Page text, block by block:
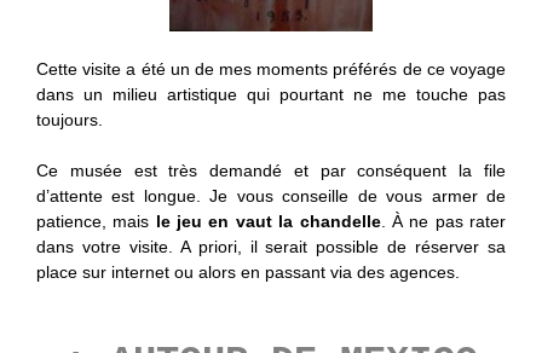
Cette visite a été un de mes moments préférés de ce voyage
dans un milieu artistique qui pourtant ne me touche pas
toujours.
Ce musée est très demandé et par conséquent la file
d’attente est longue. Je vous conseille de vous armer de
patience, mais le jeu en vaut la chandelle. À ne pas rater
dans votre visite. A priori, il serait possible de réserver sa
place sur internet ou alors en passant via des agences.